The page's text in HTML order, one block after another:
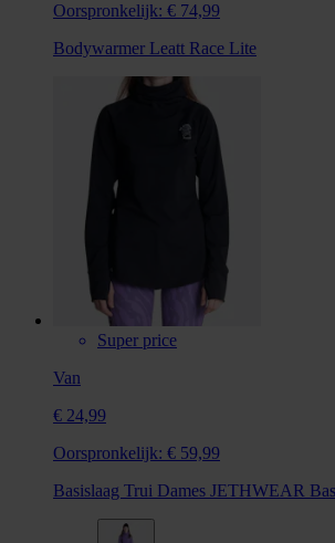
Oorspronkelijk: € 74,99
Bodywarmer Leatt Race Lite
Super price
Van
€ 24,99
Oorspronkelijk: € 59,99
Basislaag Trui Dames JETHWEAR